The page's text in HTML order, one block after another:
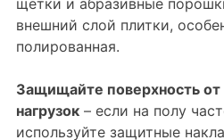
внешний слой плитки,
полированная.
Защищайте поверхность от
нагрузок– если на полу
используйте защитные